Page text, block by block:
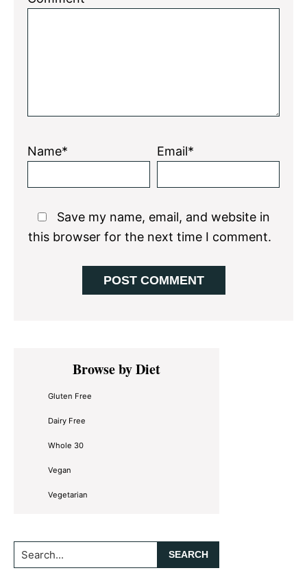
Name* Email*
Save my name, email, and website in
this browser for the next time I comment.
Primary
SidebarBrowse by Diet
Gluten Free
Dairy Free
Whole 30
Vegan
Vegetarian
Search...